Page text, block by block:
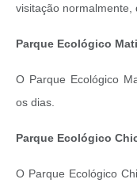
visitação normalmente,
Parque Ecológico
O Parque Ecológico
os dias.
Parque Ecológico
O Parque Ecológico